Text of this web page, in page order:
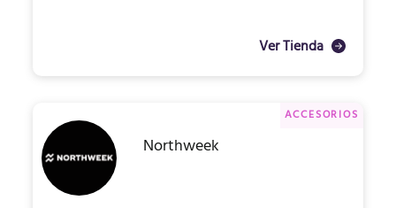
Ver Tienda
ACCESORIOS
Northweek